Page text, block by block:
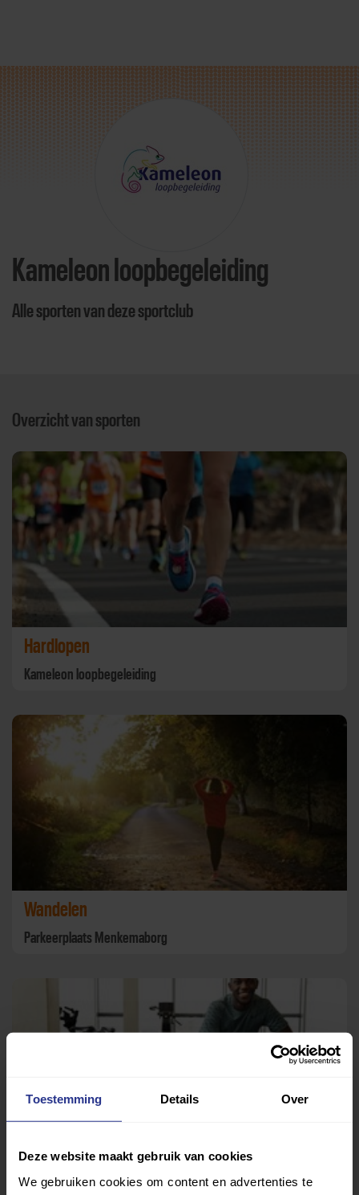
Toestemming Details Over
Deze website maakt gebruik van cookies
We gebruiken cookies om content en advertenties te
Kameleon loopbegeleiding
Alle sporten van deze sportclub
Overzicht van sporten
Hardlopen
Kameleon loopbegeleiding
Wandelen
Parkeerplaats Menkemaborg
Aerobics